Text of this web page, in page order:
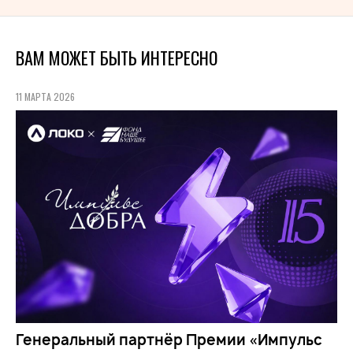
ВАМ МОЖЕТ БЫТЬ ИНТЕРЕСНО
11 МАРТА 2026
Генеральный партнёр Премии «Импульс